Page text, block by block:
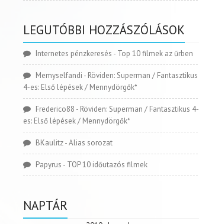
LEGUTÓBBI HOZZÁSZÓLÁSOK
Internetes pénzkeresés - Top 10 filmek az űrben
Memyselfandi - Röviden: Superman / Fantasztikus
4-es: Első lépések / Mennydörgők*
Frederico88 - Röviden: Superman / Fantasztikus 4-
es: Első lépések / Mennydörgők*
BKaulitz-Alias sorozat
Papyrus - TOP 10 időutazós filmek
NAPTÁR